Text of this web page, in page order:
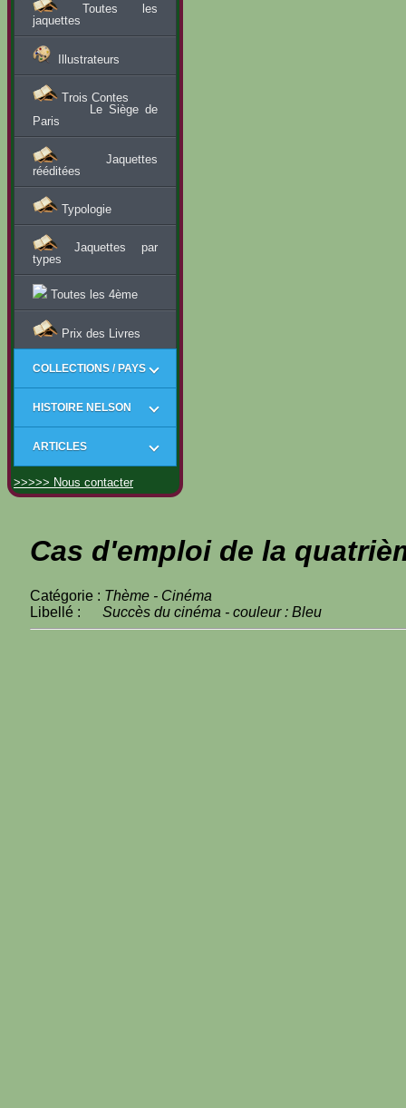
Toutes les
jaquettes
Illustrateurs
Trois Contes
Le Siège de
Paris
Jaquettes
rééditées
Typologie
Jaquettes par
types
Toutes les 4ème
Prix des Livres
COLLECTIONS / PAYS
HISTOIRE NELSON
ARTICLES
>>>>> Nous contacter
Cas d'emploi de la
Catégorie : Thème - Cinéma
Libellé : Succès du cinéma - couleur : Bleu